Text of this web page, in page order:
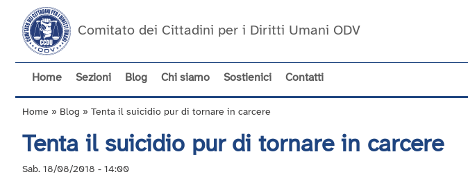
contenuto
principale
Comitato dei Cittadini per i Diritti Umani ODV
Navigazione
principale
Home Sezioni Blog Chi siamo Sostienici Contatti
di
pane
Home Blog Tenta il suicidio pur di tornare in carcere
Tenta il suicidio pur di tornare in carcere
Sab. 18/08/2018 - 14:00